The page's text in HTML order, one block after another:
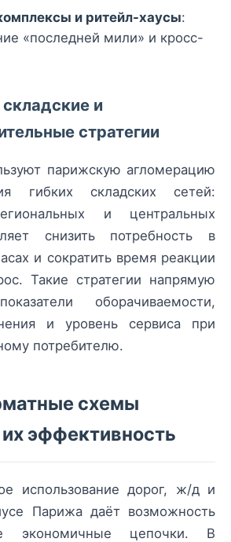
и ритейл-хаусы:
«последней мили» и кросс-
и
стратегии
парижскую агломерацию
гибких складских сетей:
и центральных
снизить потребность в
и сократить время реакции
Такие стратегии напрямую
оборачиваемости,
и уровень сервиса при
потребителю.
схемы
эффективность
использование дорог, ж/д и
Парижа даёт возможность
экономичные цепочки. В